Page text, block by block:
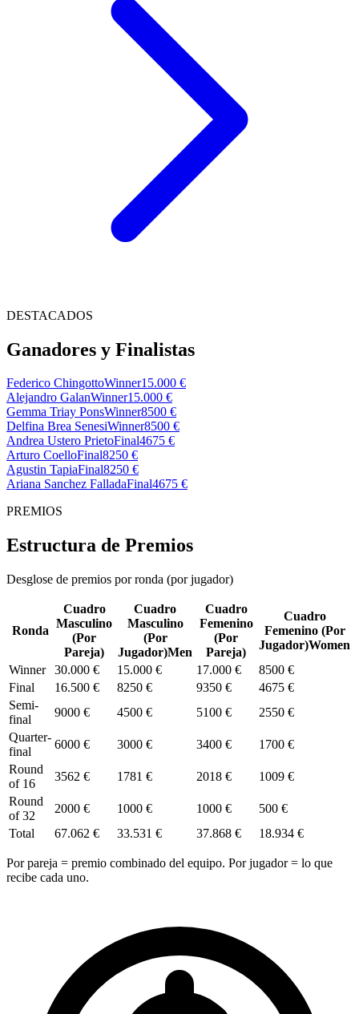
DESTACADOS
Ganadores y Finalistas
Federico ChingottoWinner15.000 €
Alejandro GalanWinner15.000 €
Gemma Triay PonsWinner8500 €
Delfina Brea SenesiWinner8500 €
Andrea Ustero PrietoFinal4675 €
Arturo CoelloFinal8250 €
Agustin TapiaFinal8250 €
Ariana Sanchez FalladaFinal4675 €
PREMIOS
Estructura de Premios
Desglose de premios por ronda (por jugador)
Ronda
Cuadro
Masculino
(Por
Pareja)
Cuadro
Masculino
(Por
Jugador)Men
Cuadro
Femenino
(Por
Pareja)
Cuadro
Femenino(Por
Jugador)Women
Winner
30.000 € 15.000 € 17.000 €
8500 €
Final
16.500 € 8250 € 9350 €
4675 €
Semi-
final
9000 € 4500 € 5100 €
2550 €
Quarter-
final
6000 € 3000 € 3400 €
1700 €
Round
of 16
3562 € 1781 € 2018 €
1009 €
Round
of 32
2000 € 1000 € 1000 €
500 €
Total
67.062 € 33.531 € 37.868 € 18.934 €
Por pareja = premio combinado del equipo. Por jugador = lo que
recibe cada uno.